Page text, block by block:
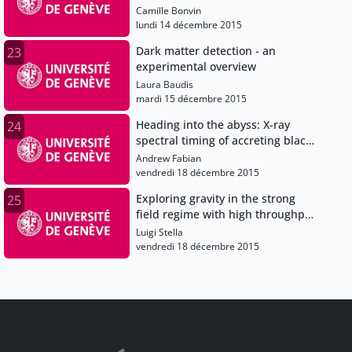
Camille Bonvin
lundi 14 décembre 2015
23
Dark matter detection - an
experimental overview
Laura Baudis
mardi 15 décembre 2015
24
Heading into the abyss: X-ray
spectral timing of accreting black
holes
Andrew Fabian
vendredi 18 décembre 2015
25
Exploring gravity in the strong
field regime with high throughput
X-ray measurements
Luigi Stella
vendredi 18 décembre 2015